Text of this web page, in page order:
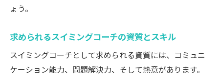
ップ
プロフェッショナルなスキルを身につけるライ
フガード
ょう。
求められるスイミングコーチの資質とスキル
スイミングコーチとして求められる資質には、コミュニ
ケーション能力、問題解決力、そして熱意があります。